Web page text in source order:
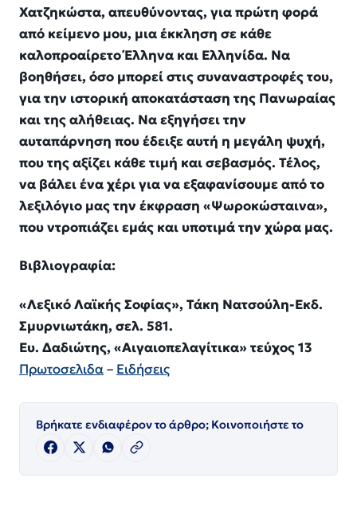
Χατζηκώστα, απευθύνοντας, για πρώτη φορά
από κείμενο μου, μια έκκληση σε κάθε
καλοπροαίρετο Έλληνα και Ελληνίδα. Να
βοηθήσει, όσο μπορεί στις συναναστροφές του,
για την ιστορική αποκατάσταση της Πανωραίας
και της αλήθειας. Να εξηγήσει την
αυταπάρνηση που έδειξε αυτή η μεγάλη ψυχή,
που της αξίζει κάθε τιμή και σεβασμός. Τέλος,
να βάλει ένα χέρι για να εξαφανίσουμε από το
λεξιλόγιο μας την έκφραση «Ψωροκώσταινα»,
που ντροπιάζει εμάς και υποτιμά την χώρα μας.
Βιβλιογραφία:
«Λεξικό Λαϊκής Σοφίας», Τάκη Νατσούλη-Εκδ.
Σμυρνιωτάκη, σελ. 581.
Ευ. Δαδιώτης, «Αιγαιοπελαγίτικα» τεύχος 13
Πρωτοσελιδα– Ειδήσεις
Βρήκατε ενδιαφέρον το άρθρο; Κοινοποιήστε το